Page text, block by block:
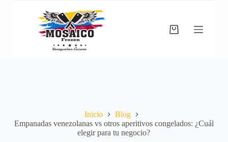
Carro
Inicio
Blog
Empanadas venezolanas vs otros aperitivos congelados: ¿Cuál
elegir para tu negocio?